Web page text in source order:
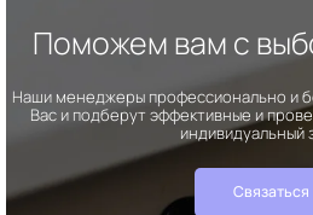
Поможем вам с
Наши менеджеры профессионально и
Вас и подберут эффективные и
индивидуальный
Связаться